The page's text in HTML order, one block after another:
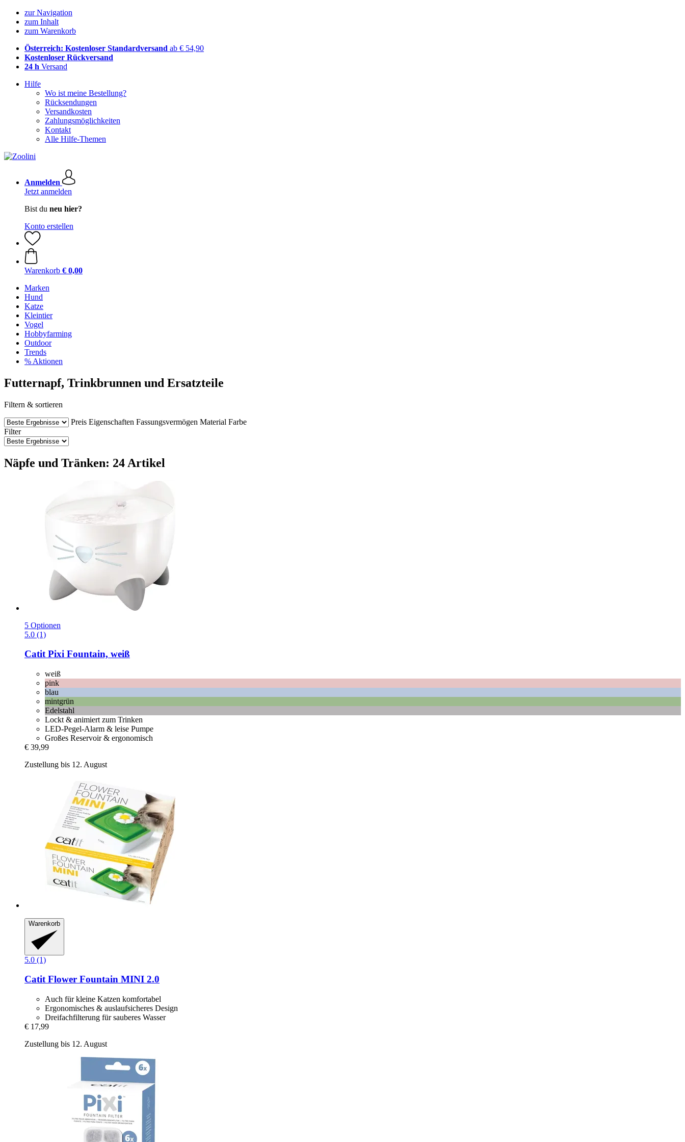
zur Navigation
zum Inhalt
zum Warenkorb
Österreich: Kostenloser Standardversand ab € 54,90
Kostenloser Rückversand
24 h Versand
Hilfe
Wo ist meine Bestellung?
Rücksendungen
Versandkosten
Zahlungsmöglichkeiten
Kontakt
Alle Hilfe-Themen
Anmelden
Jetzt anmelden
Bist du neu hier?
Konto erstellen
Warenkorb € 0,00
Marken
Hund
Katze
Kleintier
Vogel
Hobbyfarming
Outdoor
Trends
% Aktionen
Futternapf, Trinkbrunnen und Ersatzteile
Filtern & sortieren
Preis Eigenschaften Fassungsvermögen Material Farbe
Filter
Näpfe und Tränken: 24 Artikel
5 Optionen
5.0 (1)
CatitPixi Fountain, weiß
weiß
pink
blau
mintgrün
Edelstahl
Lockt & animiert zum Trinken
LED-Pegel-Alarm & leise Pumpe
Großes Reservoir & ergonomisch
€ 39,99
Zustellung bis 12. August
Warenkorb
5.0 (1)
CatitFlower Fountain MINI 2.0
Auch für kleine Katzen komfortabel
Ergonomisches & auslaufsicheres Design
Dreifachfilterung für sauberes Wasser
€ 17,99
Zustellung bis 12. August